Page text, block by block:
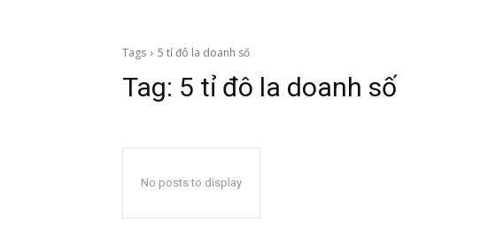
Tags 5 tỉ đô la doanh số
Tag: 5 tỉ đô la doanh số
No posts to display